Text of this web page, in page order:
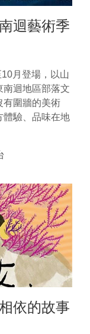
迴藝術季
月登場，以山
南迴地區部落文
有圍牆的美術
體驗、品味在地
依的故事